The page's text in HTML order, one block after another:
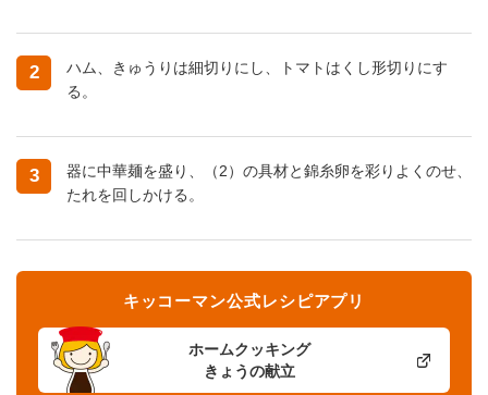
2
ハム、きゅうりは細切りにし、トマトはくし形切りにす
る。
3
器に中華麺を盛り、（2）の具材と錦糸卵を彩りよくのせ、
たれを回しかける。
ホームクッキング
きょうの献立
キッコーマン公式レシピアプリ